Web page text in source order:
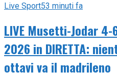
Live Sport53 minuti fa
LIVE Musetti-Jodar
2026 in DIRETTA:
ottavi va il madrileno